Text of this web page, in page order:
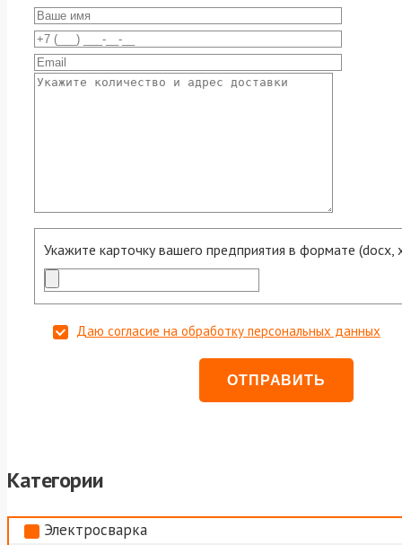
Укажите карточку вашего предприятия в формате (docx,
Даю согласие на обработку персональных данных
Категории
Электросварка